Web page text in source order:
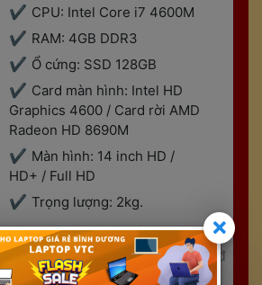
CPU: Intel Core i7 4600M
RAM: 4GB DDR3
Ổ cứng: SSD 128GB
Card màn hình: Intel HD
Graphics 4600 / Card rời AMD
Radeon HD 8690M
Màn hình: 14 inch HD /
HD+ / Full HD
Trọng lượng: 2kg.
5,4 ,trđ 9,4 ,trđ